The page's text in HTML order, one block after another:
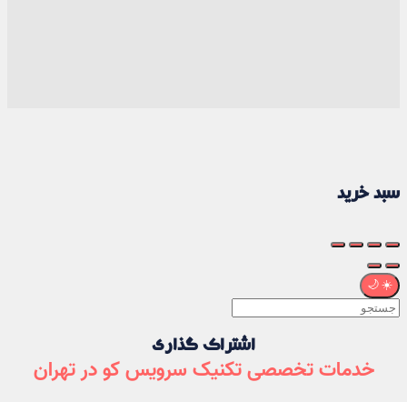
سبد خرید
☀️
🌙
اشتراک گذاری
خدمات تخصصی تکنیک سرویس کو در تهران